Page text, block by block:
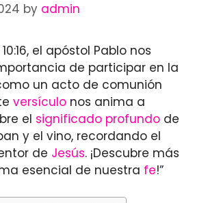
by admin
10:16, el apóstol Pablo nos
de participar en la
un acto de comunión
versículo nos anima a
el significado profundo de
y el vino, recordando el
de Jesús. ¡Descubre más
esencial de nuestra fe!”